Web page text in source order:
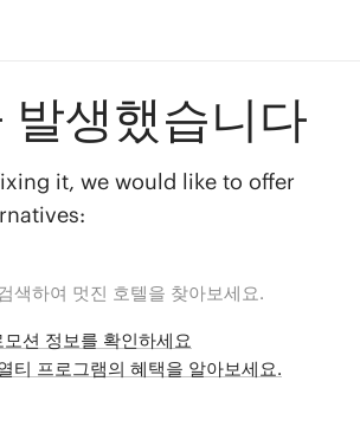
발생했습니다
it, we would like to offer
색하여 멋진 호텔을 찾아보세요.
션 정보를 확인하세요
티 프로그램의 혜택을 알아보세요.